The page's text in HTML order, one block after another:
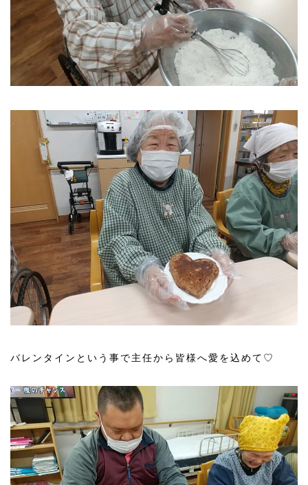
バレンタインという事で主任から皆様へ愛を込めて♡